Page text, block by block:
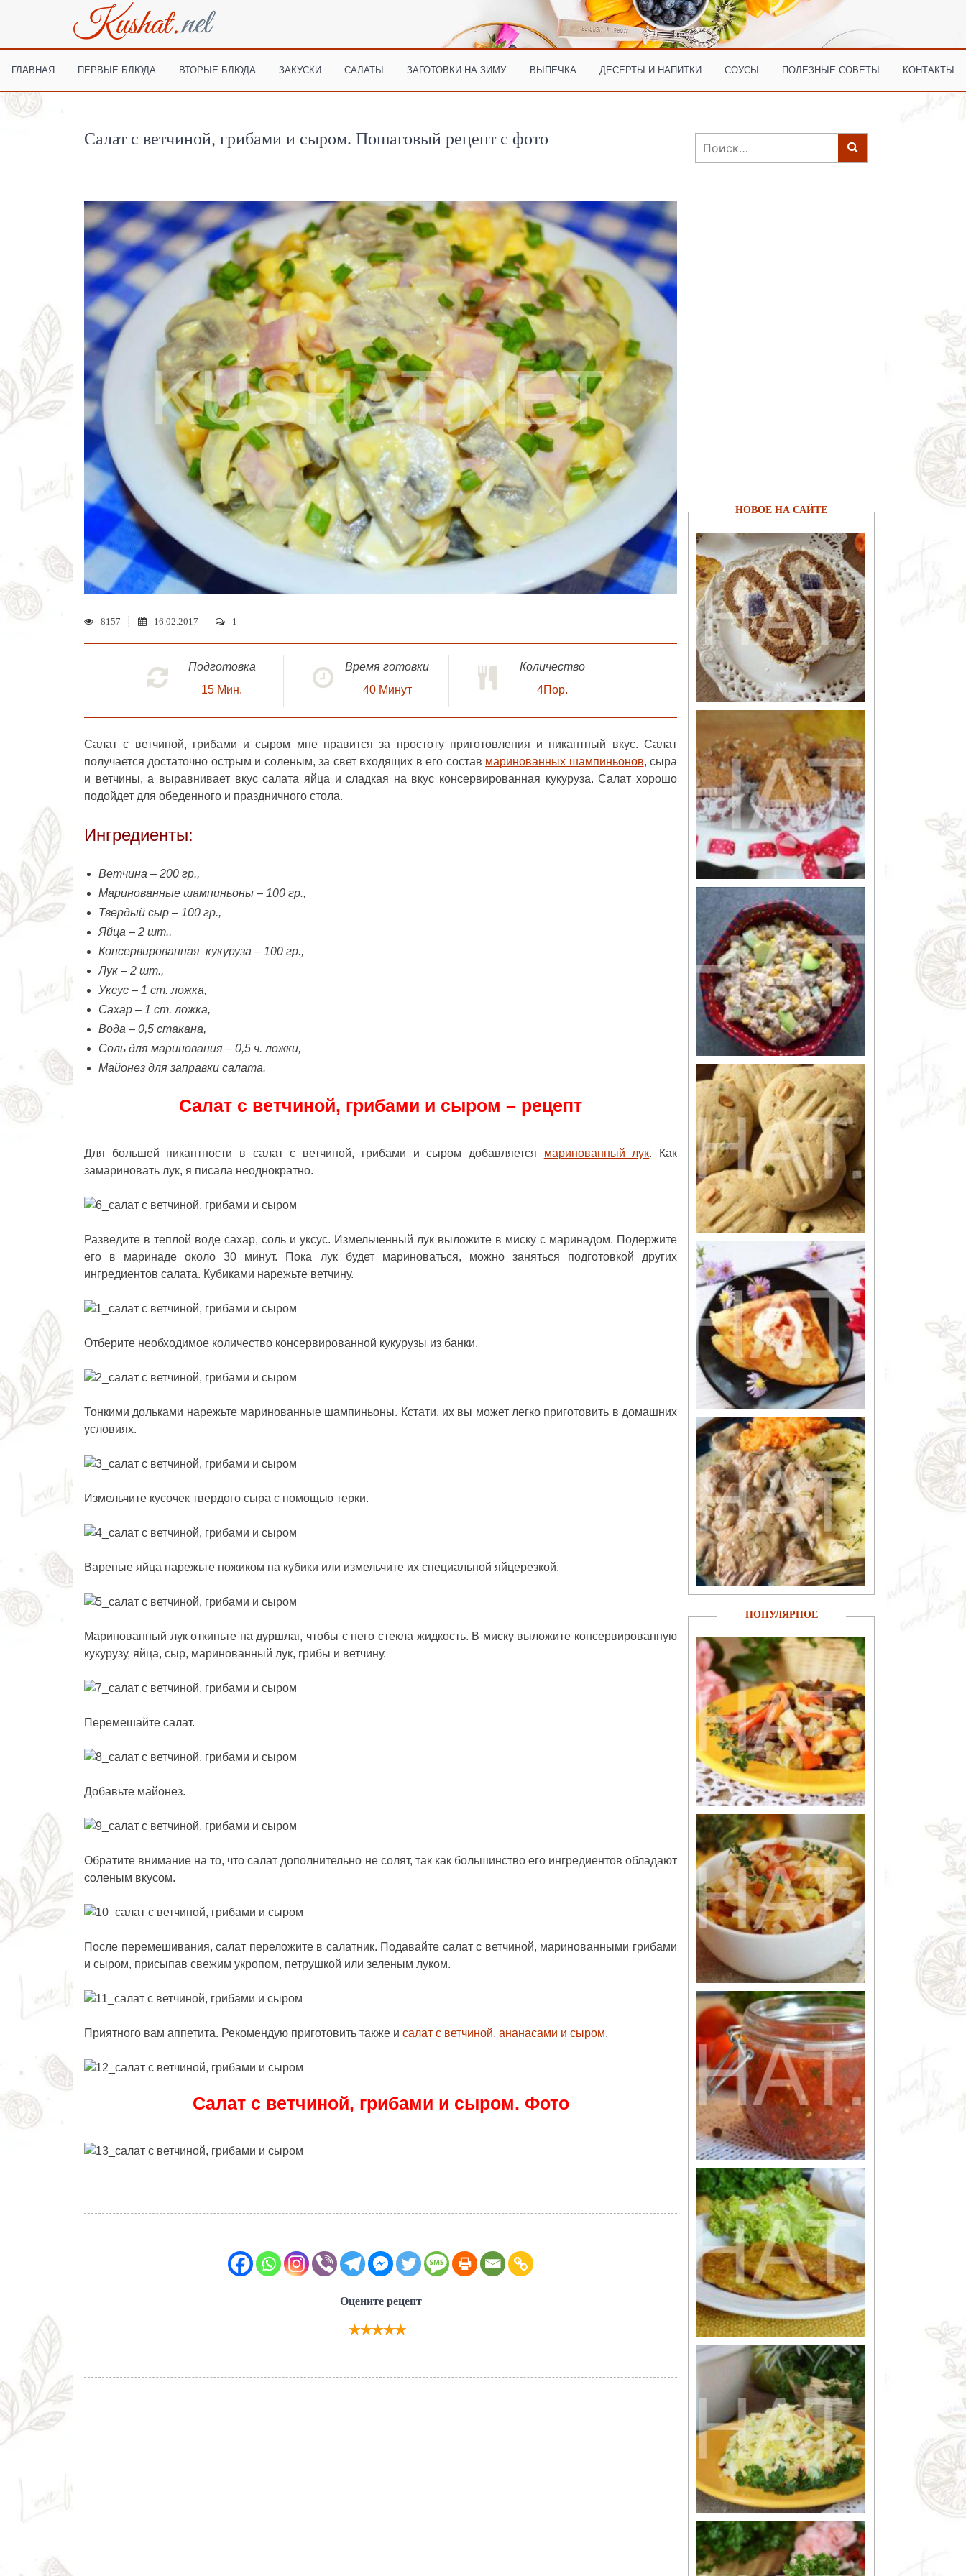
ГЛАВНАЯ ПЕРВЫЕ БЛЮДА ВТОРЫЕ БЛЮДА ЗАКУСКИ САЛАТЫ ЗАГОТОВКИ НА ЗИМУ ВЫПЕЧКА ДЕСЕРТЫ И НАПИТКИ СОУСЫ ПОЛЕЗНЫЕ СОВЕТЫ КОНТАКТЫ
Салат с ветчиной, грибами и сыром. Пошаговый рецепт с фото
8157 16.02.2017 1
Подготовка
15 Мин.
Время готовки
40 Минут
Количество
4Пор.
Салат с ветчиной, грибами и сыром мне нравится за простоту приготовления и пикантный вкус. Салат
получается достаточно острым и соленым, за свет входящих в его состав маринованных шампиньонов, сыра
и ветчины, а выравнивает вкус салата яйца и сладкая на вкус консервированная кукуруза. Салат хорошо
подойдет для обеденного и праздничного стола.
Ингредиенты:
Ветчина – 200 гр.,
Маринованные шампиньоны – 100 гр.,
Твердый сыр – 100 гр.,
Яйца – 2 шт.,
Консервированная кукуруза – 100 гр.,
Лук – 2 шт.,
Уксус – 1 ст. ложка,
Сахар – 1 ст. ложка,
Вода – 0,5 стакана,
Соль для маринования – 0,5 ч. ложки,
Майонез для заправки салата.
Салат с ветчиной, грибами и сыром – рецепт
Для большей пикантности в салат с ветчиной, грибами и сыром добавляется маринованный лук. Как
замариновать лук, я писала неоднократно.
Разведите в теплой воде сахар, соль и уксус. Измельченный лук выложите в миску с маринадом. Подержите
его в маринаде около 30 минут. Пока лук будет мариноваться, можно заняться подготовкой других
ингредиентов салата. Кубиками нарежьте ветчину.
Отберите необходимое количество консервированной кукурузы из банки.
Тонкими дольками нарежьте маринованные шампиньоны. Кстати, их вы может легко приготовить в домашних
условиях.
Измельчите кусочек твердого сыра с помощью терки.
Вареные яйца нарежьте ножиком на кубики или измельчите их специальной яйцерезкой.
Маринованный лук откиньте на дуршлаг, чтобы с него стекла жидкость. В миску выложите консервированную
кукурузу, яйца, сыр, маринованный лук, грибы и ветчину.
Перемешайте салат.
Добавьте майонез.
Обратите внимание на то, что салат дополнительно не солят, так как большинство его ингредиентов обладают
соленым вкусом.
После перемешивания, салат переложите в салатник. Подавайте салат с ветчиной, маринованными грибами
и сыром, присыпав свежим укропом, петрушкой или зеленым луком.
Приятного вам аппетита. Рекомендую приготовить также и салат с ветчиной, ананасами и сыром.
Салат с ветчиной, грибами и сыром. Фото
Оцените рецепт
Найти:
НОВОЕ НА САЙТЕ
ПОПУЛЯРНОЕ